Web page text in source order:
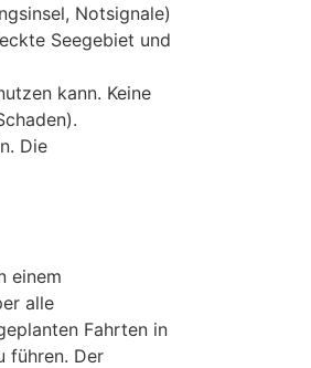
Notsignale)
Seegebiet und
kann. Keine
Die
einem
alle
Fahrten in
führen. Der